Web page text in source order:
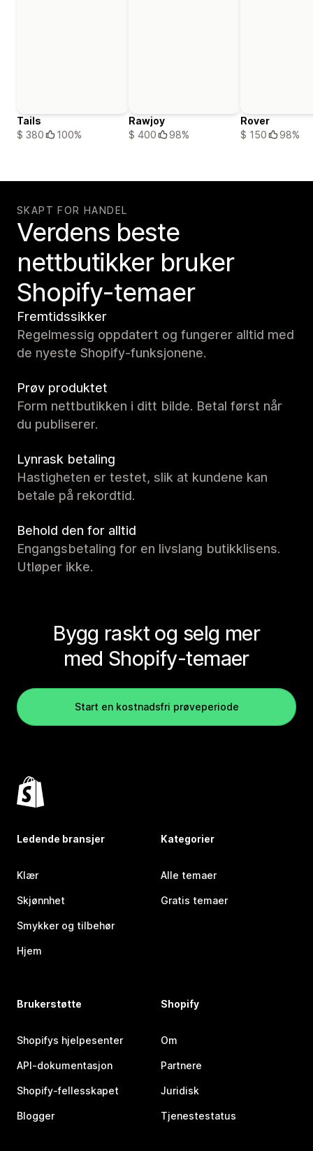
Tails
$ 380
100%
Rawjoy
$ 400
98%
Rover
$ 150
98%
SKAPT FOR HANDEL
Verdens beste
nettbutikker bruker
Shopify-temaer
Fremtidssikker
Regelmessig oppdatert og fungerer alltid med
de nyeste Shopify-funksjonene.
Prøv produktet
Form nettbutikken i ditt bilde. Betal først når
du publiserer.
Lynrask betaling
Hastigheten er testet, slik at kundene kan
betale på rekordtid.
Behold den for alltid
Engangsbetaling for en livslang butikklisens.
Utløper ikke.
Bygg raskt og selg mer
med Shopify-temaer
Start en kostnadsfri prøveperiode
Ledende bransjer
Klær
Skjønnhet
Smykker og tilbehør
Hjem
Kategorier
Alle temaer
Gratis temaer
Brukerstøtte
Shopifys hjelpesenter
API-dokumentasjon
Shopify-fellesskapet
Blogger
Shopify
Om
Partnere
Juridisk
Tjenestestatus